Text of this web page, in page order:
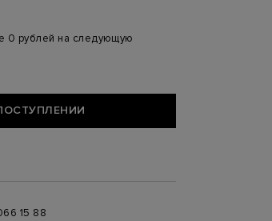
0 рублей на следующую
15 88